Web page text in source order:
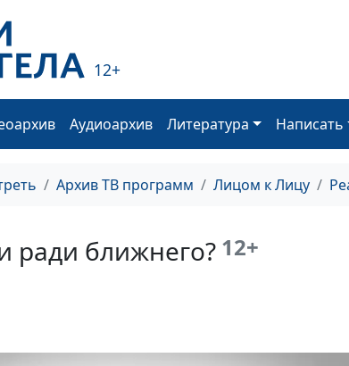
12+
Аудиоархив Литература Написать
Архив ТВ программ Лицом к Лицу
ради ближнего? 12+